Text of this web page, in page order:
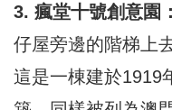
3. 瘋堂十號創意園
仔屋旁邊的階梯上
這是一棟建於1919